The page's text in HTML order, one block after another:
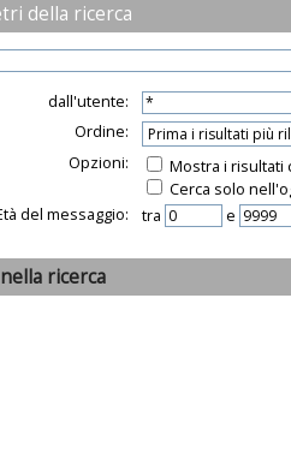
della ricerca
dall'utente:
Ordine:
Opzioni:
Mostra i risultati
Cerca solo
del messaggio:
tra e
ricerca